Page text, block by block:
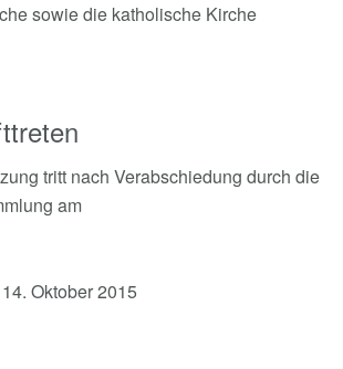
sowie die katholische Kirche
tritt nach Verabschiedung durch die
am
Oktober 2015